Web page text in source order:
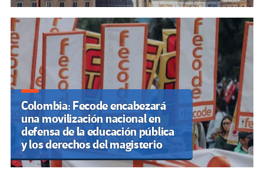
Colombia: Fecode encabezará
una movilización nacional en
defensa de la educación pública
y los derechos del magisterio